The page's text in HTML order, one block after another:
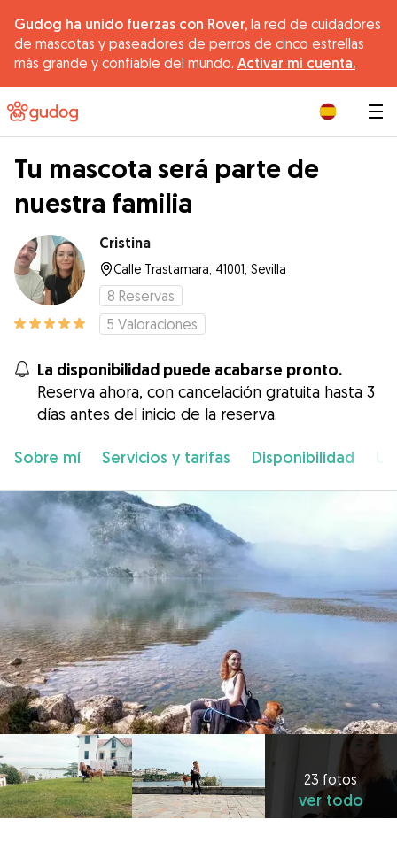
Gudog ha unido fuerzas con Rover, la red de cuidadores
de mascotas y paseadores de perros de cinco estrellas
más grande y confiable del mundo. Activar mi cuenta.
Tu mascota será parte de
nuestra familia
Cristina
Calle Trastamara, 41001, Sevilla
8 Reservas
5 Valoraciones
La disponibilidad puede acabarse pronto.
Reserva ahora, con cancelación gratuita hasta 3
días antes del inicio de la reserva.
Sobre mí Servicios y tarifas Disponibilidad
23 fotos
ver todo